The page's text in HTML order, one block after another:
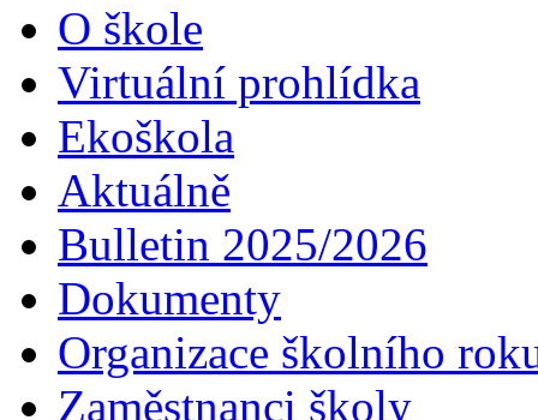
O škole
Virtuální prohlídka
Ekoškola
Aktuálně
Bulletin 2025/2026
Dokumenty
Organizace školního
Zaměstnanci školy